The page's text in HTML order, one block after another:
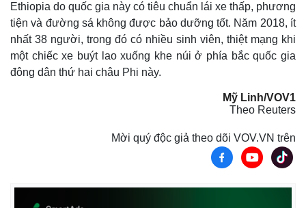
Ethiopia do quốc gia này có tiêu chuẩn lái xe thấp, phương
tiện và đường sá không được bảo dưỡng tốt. Năm 2018, ít
nhất 38 người, trong đó có nhiều sinh viên, thiệt mạng khi
một chiếc xe buýt lao xuống khe núi ở phía bắc quốc gia
đông dân thứ hai châu Phi này.
Mỹ Linh/VOV1
Theo Reuters
Mời quý độc giả theo dõi VOV.VN trên